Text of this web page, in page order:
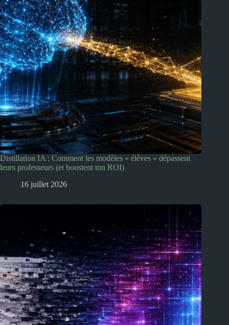
Distillation IA : Comment les modèles « élèves » dépassent
leurs professeurs (et boostent ton ROI)
16 juillet 2026